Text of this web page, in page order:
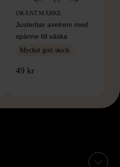
OKÄNT MÄRKE
Justerbar axelrem med
spänne till väska
Mycket gott skick
49 kr